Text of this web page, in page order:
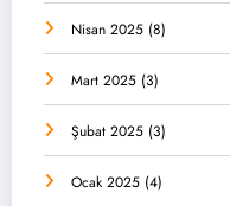
Nisan 2025 (8)
Mart 2025 (3)
Şubat 2025 (3)
Ocak 2025 (4)